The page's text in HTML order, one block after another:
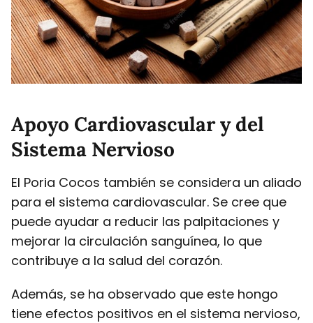
Apoyo Cardiovascular y del
Sistema Nervioso
El Poria Cocos también se considera un aliado
para el sistema cardiovascular. Se cree que
puede ayudar a reducir las palpitaciones y
mejorar la circulación sanguínea, lo que
contribuye a la salud del corazón.
Además, se ha observado que este hongo
tiene efectos positivos en el sistema nervioso,